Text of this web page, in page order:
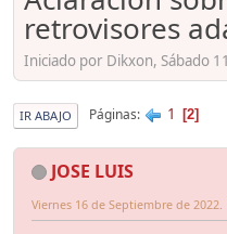
retrovisores
Iniciado por Dikxon, Sábado
IR ABAJO Páginas 1 2
JOSE LUIS
Viernes 16 de Septiembre de 2022.